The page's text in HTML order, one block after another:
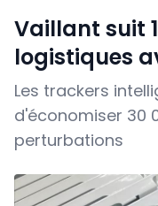
Vaillant suit
logistiques
Les trackers
d'économiser 30
perturbations